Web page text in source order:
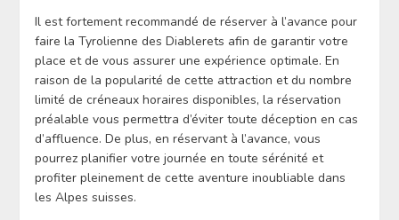
Il est fortement recommandé de réserver à l’avance pour
faire la Tyrolienne des Diablerets afin de garantir votre
place et de vous assurer une expérience optimale. En
raison de la popularité de cette attraction et du nombre
limité de créneaux horaires disponibles, la réservation
préalable vous permettra d’éviter toute déception en cas
d’affluence. De plus, en réservant à l’avance, vous
pourrez planifier votre journée en toute sérénité et
profiter pleinement de cette aventure inoubliable dans
les Alpes suisses.